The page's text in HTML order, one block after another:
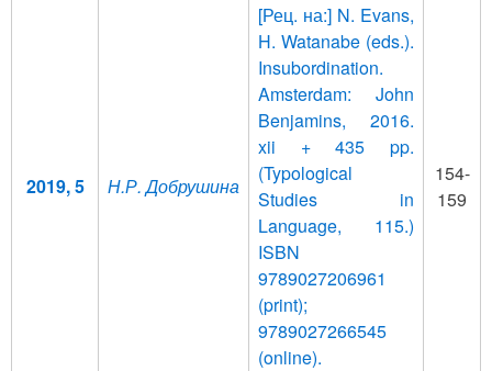
2019, 5 Н.Р. Добрушина
[Рец. на:] N. Evans,
H. Watanabe (eds.).
Insubordination.
Amsterdam: John
Benjamins, 2016.
xii + 435 pp.
(Typological
Studies in
Language, 115.)
ISBN
9789027206961
(print);
9789027266545
(online).
154-
159